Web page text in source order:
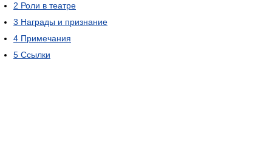
2 Роли в театре
3 Награды и признание
4 Примечания
5 Ссылки